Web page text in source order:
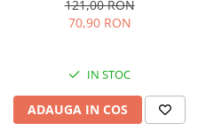
Pulse, Negru
121,00 RON
70,90 RON
IN STOC
ADAUGA IN COS